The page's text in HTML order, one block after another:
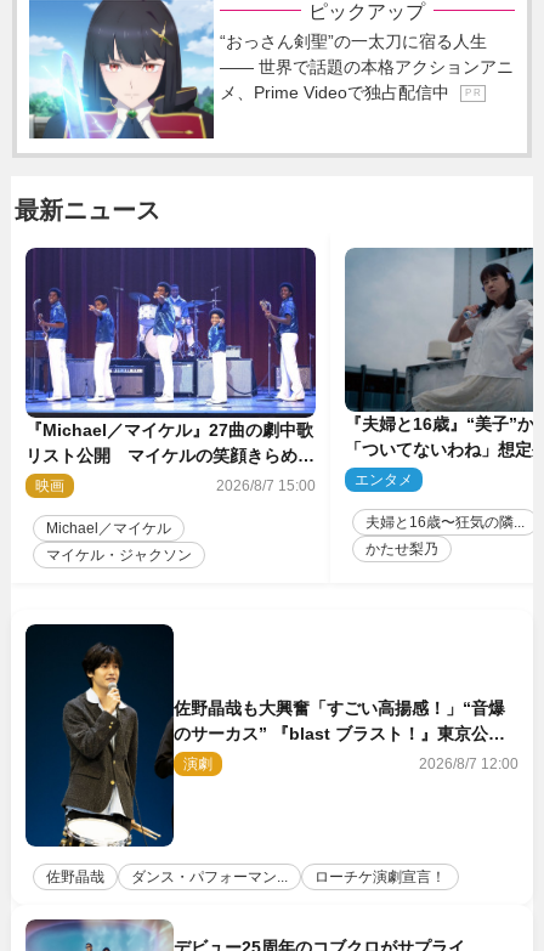
ピックアップ
“おっさん剣聖”の一太刀に宿る人生
―― 世界で話題の本格アクションアニ
メ、Prime Videoで独占配信中
P R
最新ニュース
『Michael／マイケル』27曲の劇中歌
リスト公開 マイケルの笑顔きらめく
新映像も
映画 2026/8/7 15:00
Michael／マイケル
マイケル・ジャクソン
『夫婦と16歳』“美子”か
「ついてないわね」想定
ット衝撃「ヤバすぎ…」
エンタメ
夫婦と16歳〜狂気の隣...
かたせ梨乃
佐野晶哉も大興奮「すごい高揚感！」“音爆
のサーカス” 『blast ブラスト！』東京公演
が開幕！
演劇 2026/8/7 12:00
佐野晶哉 ダンス・パフォーマン... ローチケ演劇宣言！
デビュー25周年のコブクロがサプライ